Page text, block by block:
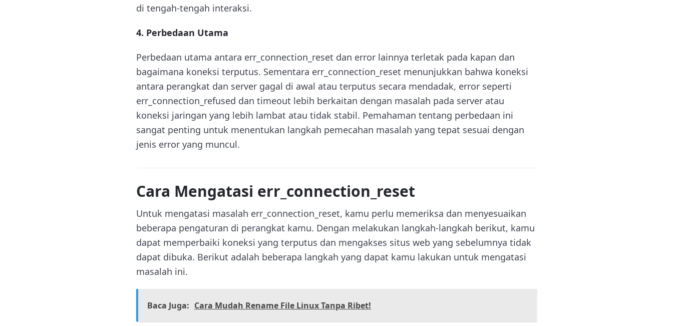
di tengah-tengah interaksi.
4. Perbedaan Utama
Perbedaan utama antara err_connection_reset dan error lainnya terletak pada kapan dan
bagaimana koneksi terputus. Sementara err_connection_reset menunjukkan bahwa koneksi
antara perangkat dan server gagal di awal atau terputus secara mendadak, error seperti
err_connection_refused dan timeout lebih berkaitan dengan masalah pada server atau
koneksi jaringan yang lebih lambat atau tidak stabil. Pemahaman tentang perbedaan ini
sangat penting untuk menentukan langkah pemecahan masalah yang tepat sesuai dengan
jenis error yang muncul.
Cara Mengatasi err_connection_reset
Untuk mengatasi masalah err_connection_reset, kamu perlu memeriksa dan menyesuaikan
beberapa pengaturan di perangkat kamu. Dengan melakukan langkah-langkah berikut, kamu
dapat memperbaiki koneksi yang terputus dan mengakses situs web yang sebelumnya tidak
dapat dibuka. Berikut adalah beberapa langkah yang dapat kamu lakukan untuk mengatasi
masalah ini.
Baca Juga: Cara Mudah Rename File Linux Tanpa Ribet!